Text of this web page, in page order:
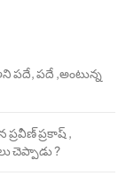
పదే, పదే ,అంటున్న
ప్రకాష్ ,
చెప్పాడు ?